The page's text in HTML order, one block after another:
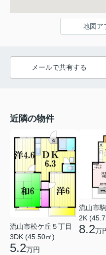
地図ア
メールで共有する
近隣の物件
流山市松ケ丘５丁目
3DK (45.50㎡)
5.2万円
流山市
2K
8.2万